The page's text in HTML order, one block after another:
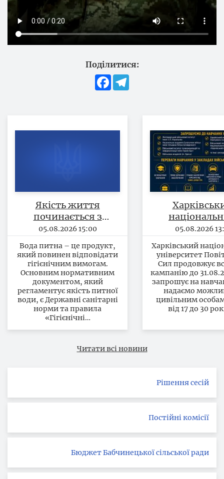
Поділитися:
Facebook
Якість життя
починається з
безпечності питної
05.08.2026 15:00
Вода питна – це продукт,
який повинен відповідати
гігієнічним вимогам.
Основним нормативним
документом, який
регламентує якість питної
води, є Державні санітарні
норми та правила
«Гігієнічні…
продовжує
кампанію
31.08.2026
запрошує
05.08.2026
Харківський
університет
Сил продовжує
кампанію до
запрошує на
надаємо
цивільним
від 17 до 30
Читати всі новини
Рішення сесій
Постійні комісії
Бюджет Бабчинецької сільської ради